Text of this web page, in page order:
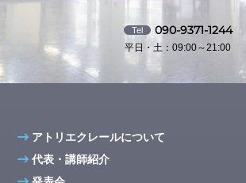
Tel 090-9371-1244
平日・土：09:00～21:00
アトリエクレールについて
代表・講師紹介